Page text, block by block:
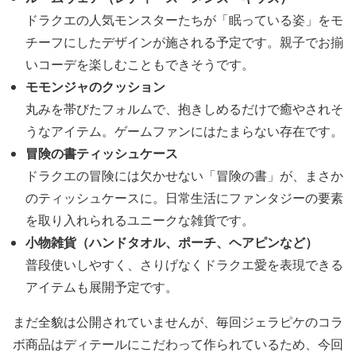
ドラクエの人気モンスターたちが「眠っている姿」をモ
チーフにしたデザインが施される予定です。親子でお揃
いコーデを楽しむこともできそうです。
モモンジャのクッション
丸みを帯びたフォルムで、抱きしめるだけで癒やされそ
うなアイテム。ゲームファンにはたまらない存在です。
冒険の書ティッシュケース
ドラクエの冒険には欠かせない「冒険の書」が、まさか
のティッシュケースに。日常生活にファンタジーの要素
を取り入れられるユニークな雑貨です。
小物雑貨（ハンドタオル、ポーチ、ヘアピンなど）
普段使いしやすく、さりげなくドラクエ愛を表現できる
アイテムも展開予定です。
まだ全貌は公開されていませんが、毎回ジェラピケのコラ
ボ商品はディテールにこだわって作られているため、今回